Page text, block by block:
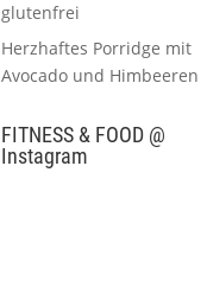
glutenfrei
Herzhaftes Porridge mit
Avocado und Himbeeren
FITNESS & FOOD @
Instagram